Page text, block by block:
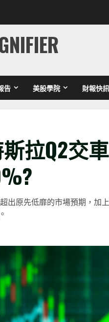
告 美股學院 財報快訊
斯拉Q2交
出原先低靡的市場預期，加